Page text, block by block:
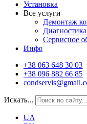
Установка
Все услуги
Демонтаж
Сервисное
Инфо
+38 063 648 30 03
+38 096 882 66 85
Искать...
UA